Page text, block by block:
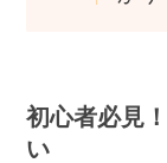
初心者必見
い